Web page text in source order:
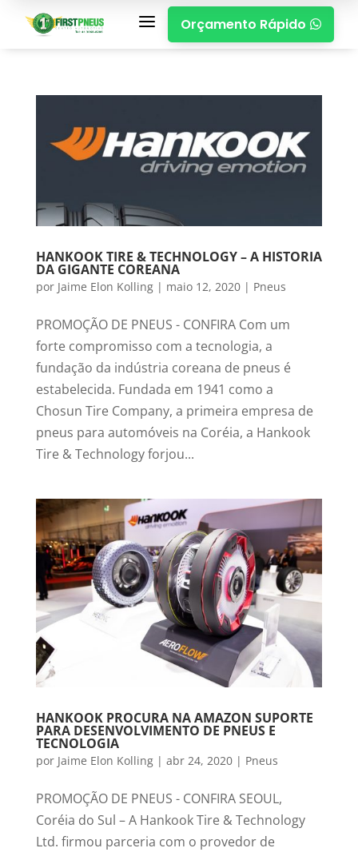
a Orçamento Rápido 
HANKOOK TIRE & TECHNOLOGY – A HISTORIA
DA GIGANTE COREANA
por Jaime Elon Kolling| maio 12, 2020| Pneus
PROMOÇÃO DE PNEUS - CONFIRA Com um
forte compromisso com a tecnologia, a
fundação da indústria coreana de pneus é
estabelecida. Fundada em 1941 como a
Chosun Tire Company, a primeira empresa de
pneus para automóveis na Coréia, a Hankook
Tire & Technology forjou...
HANKOOK PROCURA NA AMAZON SUPORTE
PARA DESENVOLVIMENTO DE PNEUS E
TECNOLOGIA
por Jaime Elon Kolling| abr 24, 2020| Pneus
PROMOÇÃO DE PNEUS - CONFIRA SEOUL,
Coréia do Sul – A Hankook Tire & Technology
Ltd. firmou parceria com o provedor de